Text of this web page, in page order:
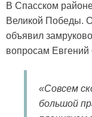
В Спасском
Великой Победы.
объявил
вопросам
«Совсем
большой